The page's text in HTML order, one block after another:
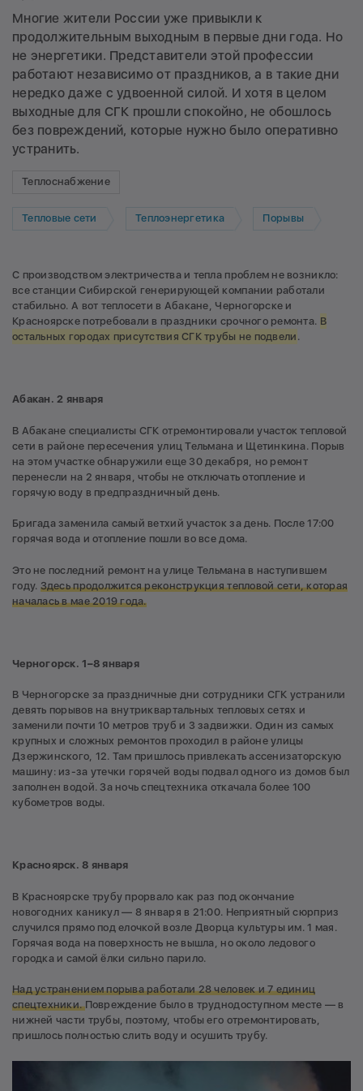
Многие жители России уже привыкли к
продолжительным выходным в первые дни года. Но
не энергетики. Представители этой профессии
работают независимо от праздников, а в такие дни
нередко даже с удвоенной силой. И хотя в целом
выходные для СГК прошли спокойно, не обошлось
без повреждений, которые нужно было оперативно
устранить.
Теплоснабжение
Тепловые сети Теплоэнергетика Порывы
С производством электричества и тепла проблем не возникло:
все станции Сибирской генерирующей компании работали
стабильно. А вот теплосети в Абакане, Черногорске и
Красноярске потребовали в праздники срочного ремонта. В
остальных городах присутствия СГК трубы не подвели .
Абакан. 2 января
В Абакане специалисты СГК отремонтировали участок тепловой
сети в районе пересечения улиц Тельмана и Щетинкина. Порыв
на этом участке обнаружили еще 30 декабря, но ремонт
перенесли на 2 января, чтобы не отключать отопление и
горячую воду в предпраздничный день.
Бригада заменила самый ветхий участок за день. После 17:00
горячая вода и отопление пошли во все дома.
Это не последний ремонт на улице Тельмана в наступившем
году. Здесь продолжится реконструкция тепловой сети, которая
началась в мае 2019 года.
Черногорск. 1–8 января
В Черногорске за праздничные дни сотрудники СГК устранили
девять порывов на внутриквартальных тепловых сетях и
заменили почти 10 метров труб и 3 задвижки. Один из самых
крупных и сложных ремонтов проходил в районе улицы
Дзержинского, 12. Там пришлось привлекать ассенизаторскую
машину: из-за утечки горячей воды подвал одного из домов был
заполнен водой. За ночь спецтехника откачала более 100
кубометров воды.
Красноярск. 8 января
В Красноярске трубу прорвало как раз под окончание
новогодних каникул — 8 января в 21:00. Неприятный сюрприз
случился прямо под елочкой возле Дворца культуры им. 1 мая.
Горячая вода на поверхность не вышла, но около ледового
городка и самой ёлки сильно парило.
Над устранением порыва работали 28 человек и 7 единиц
спецтехники.Повреждение было в труднодоступном месте — в
нижней части трубы, поэтому, чтобы его отремонтировать,
пришлось полностью слить воду и осушить трубу.